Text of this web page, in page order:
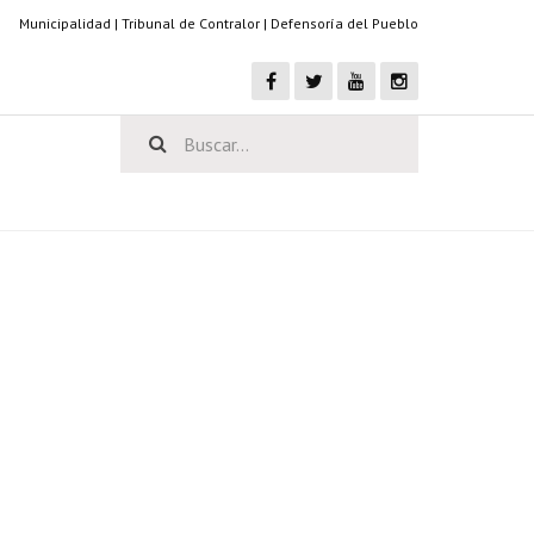
Municipalidad | Tribunal de Contralor | Defensoría del Pueblo